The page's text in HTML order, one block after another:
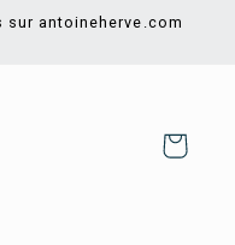
sur antoineherve.com
Panier